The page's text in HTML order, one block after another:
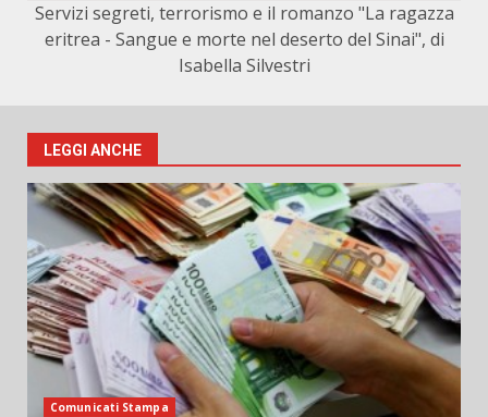
Servizi segreti, terrorismo e il romanzo "La ragazza
eritrea - Sangue e morte nel deserto del Sinai", di
Isabella Silvestri
LEGGI ANCHE
Comunicati Stampa